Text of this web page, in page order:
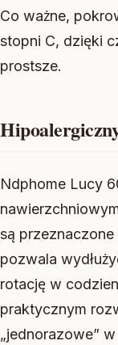
Co ważne,
stopni C, dzięki
prostsze.
Ndphome Lucy
są
pozwala
rotację w
praktycznym
„jednorazowe”